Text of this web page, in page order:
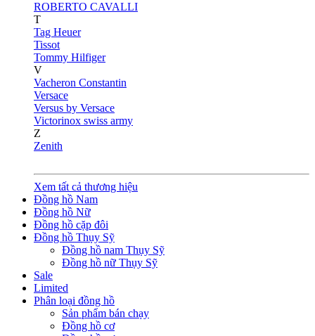
ROBERTO CAVALLI
T
Tag Heuer
Tissot
Tommy Hilfiger
V
Vacheron Constantin
Versace
Versus by Versace
Victorinox swiss army
Z
Zenith
Xem tất cả thương hiệu
Đồng hồ Nam
Đồng hồ Nữ
Đồng hồ cặp đôi
Đồng hồ Thụy Sỹ
Đồng hồ nam Thụy Sỹ
Đồng hồ nữ Thụy Sỹ
Sale
Limited
Phân loại đồng hồ
Sản phẩm bán chạy
Đồng hồ cơ